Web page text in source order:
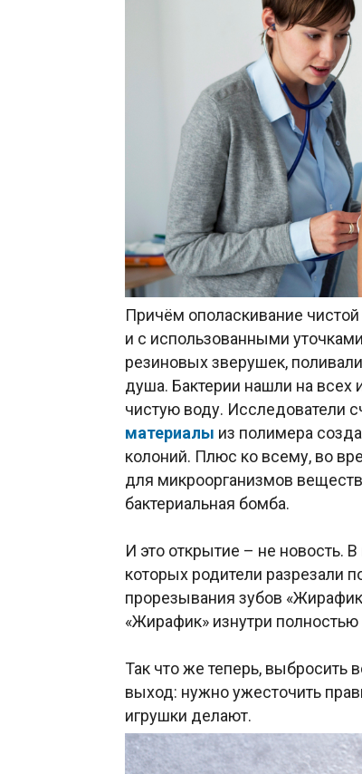
Причём ополаскивание
и с использованными
резиновых зверушек,
душа. Бактерии нашли на всех
чистую воду. Исследователи
материалы из полимера
колоний. Плюс ко всему, во
для микроорганизмов
бактериальная бомба.
И это открытие – не новость.
которых родители разрезали
прорезывания зубов
«Жирафик» изнутри
Так что же теперь, выбросить
выход: нужно ужесточить
игрушки делают.